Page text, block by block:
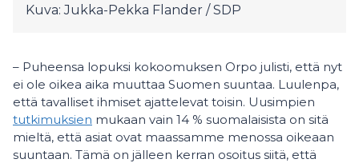
Kuva: Jukka-Pekka Flander / SDP
– Puheensa lopuksi kokoomuksen Orpo julisti, että nyt
ei ole oikea aika muuttaa Suomen suuntaa. Luulenpa,
että tavalliset ihmiset ajattelevat toisin. Uusimpien
tutkimuksien mukaan vain 14 % suomalaisista on sitä
mieltä, että asiat ovat maassamme menossa oikeaan
suuntaan. Tämä on jälleen kerran osoitus siitä, että